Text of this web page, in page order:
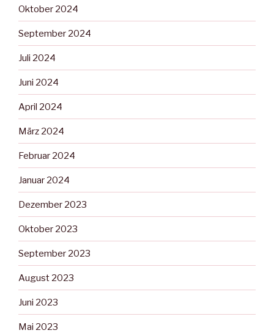
Oktober 2024
September 2024
Juli 2024
Juni 2024
April 2024
März 2024
Februar 2024
Januar 2024
Dezember 2023
Oktober 2023
September 2023
August 2023
Juni 2023
Mai 2023